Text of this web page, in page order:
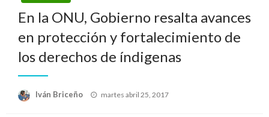
En la ONU, Gobierno resalta avances
en protección y fortalecimiento de
los derechos de índigenas
Iván Briceño
Publicado
martes abril 25, 2017